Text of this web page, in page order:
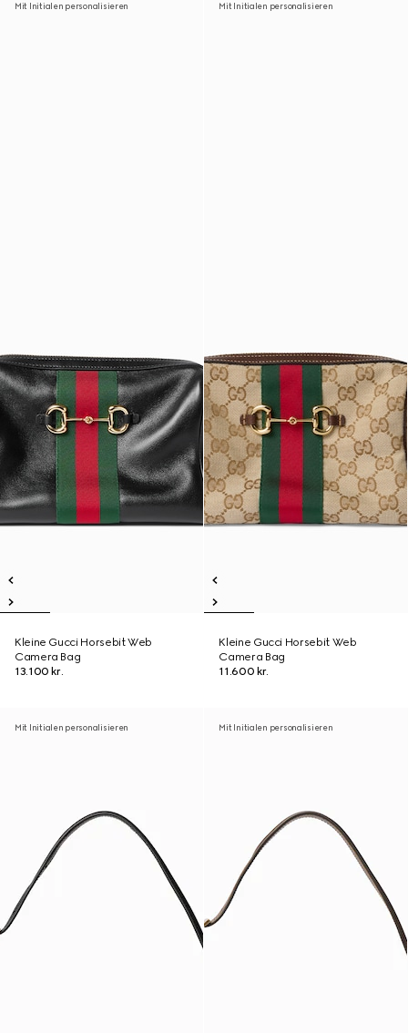
Mit Initialen personalisieren
Kleine Gucci Horsebit Web
Camera Bag
13.100 kr.
Mit Initialen personalisieren
Kleine Gucci Horsebit Web
Camera Bag
11.600 kr.
Mit Initialen personalisieren Mit Initialen personalisieren